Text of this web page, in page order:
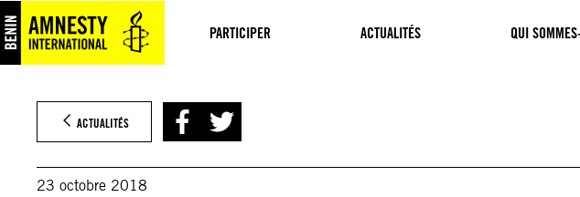
PARTICIPER ACTUALITÉS QUI
au
contenu
ACTUALITÉS
23 octobre 2018